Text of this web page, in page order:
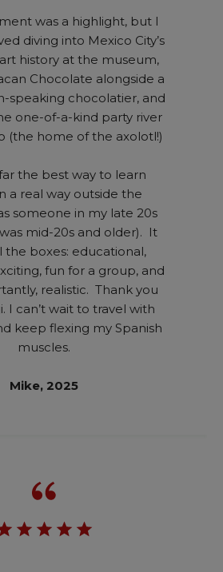
was a highlight, but I
diving into Mexico City’s
history at the museum,
Chocolate alongside a
speaking chocolatier, and
one-of-a-kind party river
(the home of the axolotl!)
the best way to learn
a real way outside the
someone in my late 20s
mid-20s and older). It
the boxes: educational,
fun for a group, and
realistic. Thank you
I can’t wait to travel with
keep flexing my Spanish
muscles.
Mike, 2025